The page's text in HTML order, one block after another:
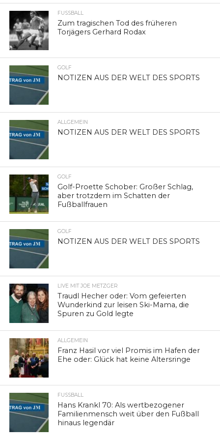
FUSSBALL
Zum tragischen Tod des früheren
Torjägers Gerhard Rodax
GOLF
NOTIZEN AUS DER WELT DES SPORTS
ALLGEMEIN
NOTIZEN AUS DER WELT DES SPORTS
GOLF
Golf-Proette Schober: Großer Schlag,
aber trotzdem im Schatten der
Fußballfrauen
GOLF
NOTIZEN AUS DER WELT DES SPORTS
LIVE MIT JOE METZGER
Traudl Hecher oder: Vom gefeierten
Wunderkind zur leisen Ski-Mama, die
Spuren zu Gold legte
ALLGEMEIN
Franz Hasil vor viel Promis im Hafen der
Ehe oder: Glück hat keine Altersringe
FUSSBALL
Hans Krankl 70: Als wertbezogener
Familienmensch weit über den Fußball
hinaus legendär